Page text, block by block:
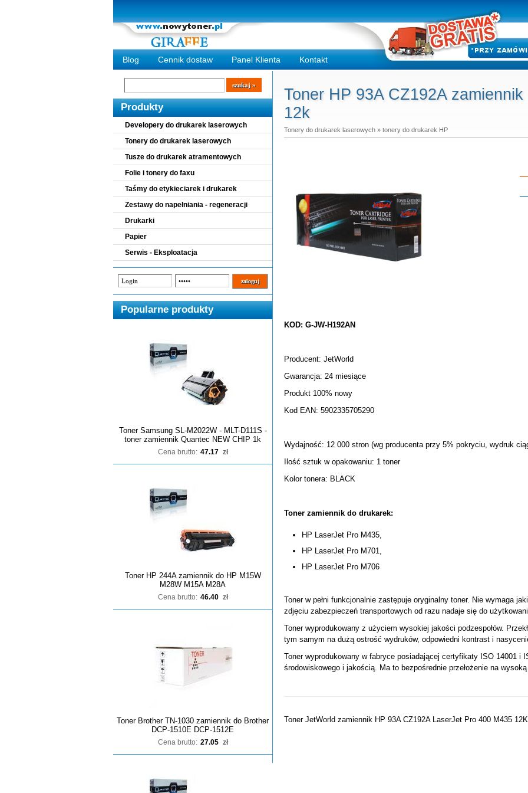
Blog Cennik dostaw Panel Klienta Kontakt
Wyszukiwarka
szukaj
Produkty
Developery do drukarek laserowych
Tonery do drukarek laserowych
Tusze do drukarek atramentowych
Folie i tonery do faxu
Taśmy do etykieciarek i drukarek
Zestawy do napełniania - regeneracji
Drukarki
Papier
Serwis - Eksploatacja
Popularne produkty
Toner Samsung SL-M2022W - MLT-D111S -
toner zamiennik Quantec NEW CHIP 1k
Cena brutto: 47.17 zł
Toner HP 244A zamiennik do HP M15W
M28W M15A M28A
Cena brutto: 46.40 zł
Toner Brother TN-1030 zamiennik do Brother
DCP-1510E DCP-1512E
Cena brutto: 27.05 zł
Toner HP 93A CZ192A
12k
Tonery do drukarek laserowych » tonery do drukarek HP
KOD: G-JW-H192AN
Producent: JetWorld
Gwarancja: 24 miesiące
Produkt 100% nowy
Kod EAN: 5902335705290
Wydajność: 12 000 stron (wg producenta przy 5% pokryciu, wydruk
Ilość sztuk w opakowaniu: 1 toner
Kolor tonera: BLACK
Toner zamiennik do drukarek:
HP LaserJet Pro M435,
HP LaserJet Pro M701,
HP LaserJet Pro M706
Toner w pełni funkcjonalnie zastępuje oryginalny toner. Nie wymaga
zdjęciu zabezpieczeń transportowych od razu nadaje się do
Toner wyprodukowany z użyciem wysokiej jakości podzespołów.
tym samym na dużą ostrość wydruków, odpowiedni kontrast i
Toner wyprodukowany w fabryce posiadającej certyfikaty ISO 14001 i
środowiskowego i jakością. Ma to bezpośrednie przełożenie na
Toner JetWorld zamiennik HP 93A CZ192A LaserJet Pro 400 M435